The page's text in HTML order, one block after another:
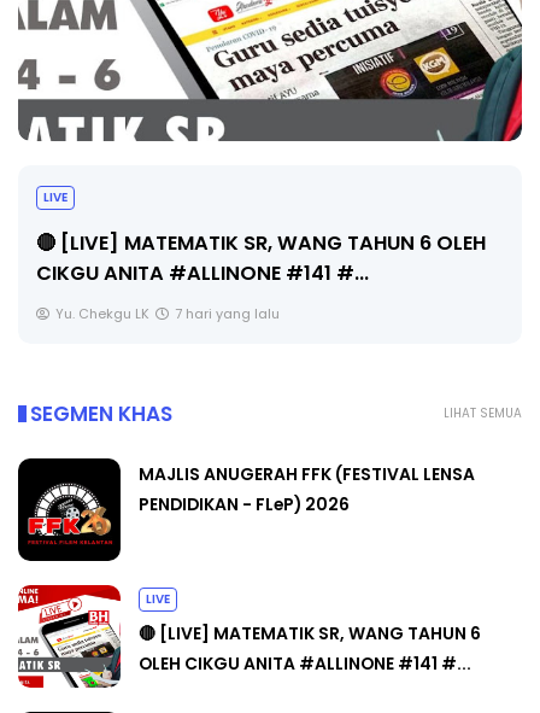
6 OLEH
Unknown 7 hari yang lalu
LIHAT SEMUA
SEGMEN KHAS
MAJLIS ANUGERAH FFK (FESTIVAL LENSA
PENDIDIKAN - FLeP) 2026
LIVE
🔴 [LIVE] MATEMATIK SR, WANG TAHUN 6
OLEH CIKGU ANITA #ALLINONE #141 #...